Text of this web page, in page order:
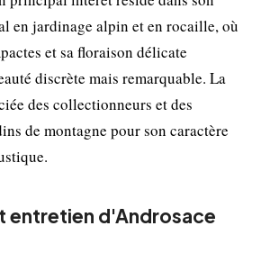
en jardinage alpin et en rocaille, où
et sa floraison délicate
discrète mais remarquable. La
des collectionneurs et des
de montagne pour son caractère
entretien d'Androsace